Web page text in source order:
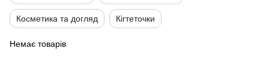
Косметика та догляд Кігтеточки
Немає товарів